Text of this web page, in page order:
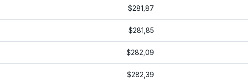
$281,87
$281,85
$282,09
$282,39